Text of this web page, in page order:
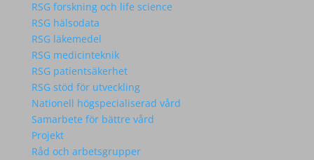
RSG forskning och life science
RSG hälsodata
RSG läkemedel
RSG medicinteknik
RSG patientsäkerhet
RSG stöd för utveckling
Nationell högspecialiserad vård
Samarbete för bättre vård
Projekt
Råd och arbetsgrupper